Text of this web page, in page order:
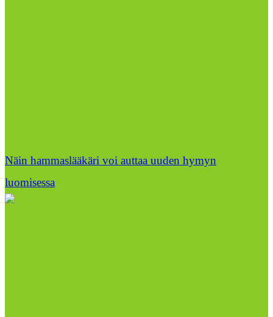
Näin hammaslääkäri voi auttaa uuden hymyn
luomisessa